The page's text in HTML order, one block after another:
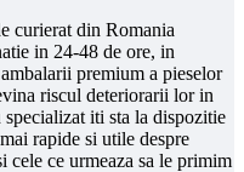
curierat din Romania
in 24-48 de ore, in
premium a pieselor
riscul deteriorarii lor in
iti sta la dispozitie
rapide si utile despre
cele ce urmeaza sa le primim